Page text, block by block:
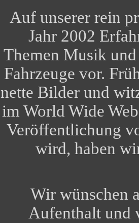
Auf unserer rein
Jahr 2002
Themen Musik
Fahrzeuge vor.
nette Bilder und
im World Wide
Veröffentlichung
wird, haben
Wir wünschen
Aufenthalt und